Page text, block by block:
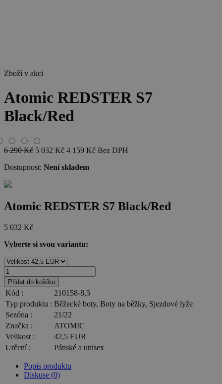
Zboží v akci
Atomic REDSTER S7
Black/Red
6 290Kč 5 032 Kč 4 159 Kč Bez DPH
Dostupnost: Není skladem
Atomic REDSTER S7 Black/Red
5 032 Kč
Vyberte si svou variantu:
Přidat do košíku
Kód :
210158-8,5
Typ produktu : Běžecké boty, Boty na běžky, Sjezdové lyže
Sezóna :
21/22
Značka :
ATOMIC
Velikost :
42,5 EUR
Určení :
Pánské a unisex
Popis produktu
Diskuse (0)